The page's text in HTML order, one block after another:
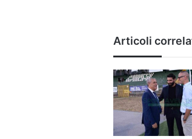
Articoli